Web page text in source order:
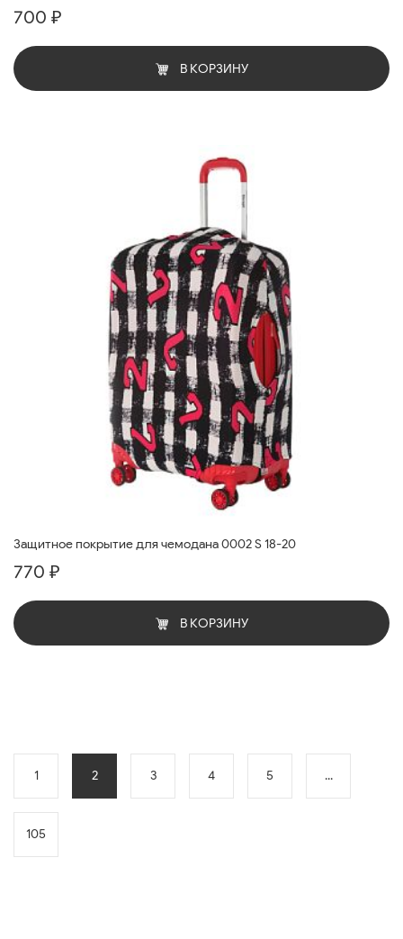
700 ₽
В КОРЗИНУ
Защитное покрытие для чемодана 0002 S 18-20
770 ₽
В КОРЗИНУ
1 2 3 4 5 ...
105